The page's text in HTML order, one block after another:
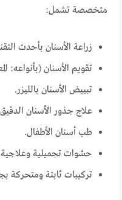
متخصصة تشمل:
زراعة الأسنان بأحدث
تقويم الأسنان (بأنواعه:
تبييض الأسنان بالليزر.
علاج جذور الأسنان
طب أسنان الأطفال.
حشوات تجميلية
تركيبات ثابتة ومتحركة